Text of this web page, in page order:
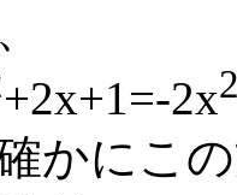
+2x+1=-2x
かにこ